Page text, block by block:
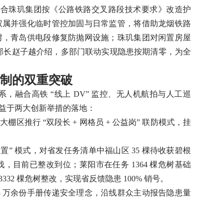
珠玑集团按《公路铁路交叉路段技术要求》改造护
并强化临时管控加固与日常监管，将借助龙烟铁路
青岛供电段修复防抛网设施；珠玑集团对闲置房屋
赵子越介绍，多部门联动实现隐患按期清零，为全
的双重突破
融合高铁 “线上 DV” 监控、无人机航拍与人工巡
于两大创新举措的落地：
棚区推行 “双段长 + 网格员 + 公益岗” 联防模式，挂
” 模式，对省发任务清单中福山区 35 棵待收获碧根
目前已整改到位；莱阳市在任务 1364 棵危树基础
棵危树整改，实现省反馈隐患 100% 销号。
余份手册传递安全理念，沿线群众主动报告隐患量